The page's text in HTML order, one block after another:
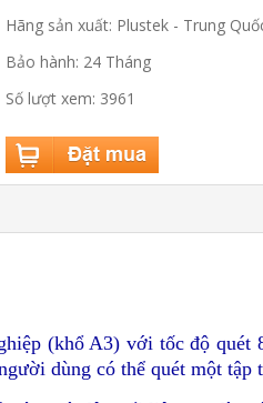
Hãng sản xuất: Plustek - Trung
Bảo hành: 24 Tháng
Số lượt xem: 3961
(khổ A3) với tốc độ
dùng có thể quét một